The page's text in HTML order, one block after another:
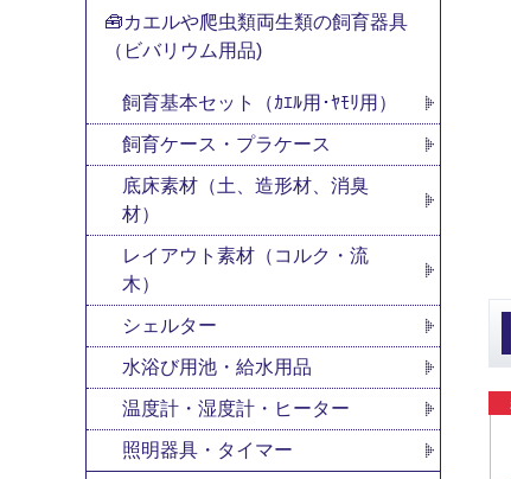
🧰カエルや爬虫類両生類の飼育器具
（ビバリウム用品)
飼育基本セット（ｶｴﾙ用･ﾔﾓﾘ用）
飼育ケース・プラケース
底床素材（土、造形材、消臭
材）
レイアウト素材（コルク・流
木）
シェルター
水浴び用池・給水用品
温度計・湿度計・ヒーター
照明器具・タイマー